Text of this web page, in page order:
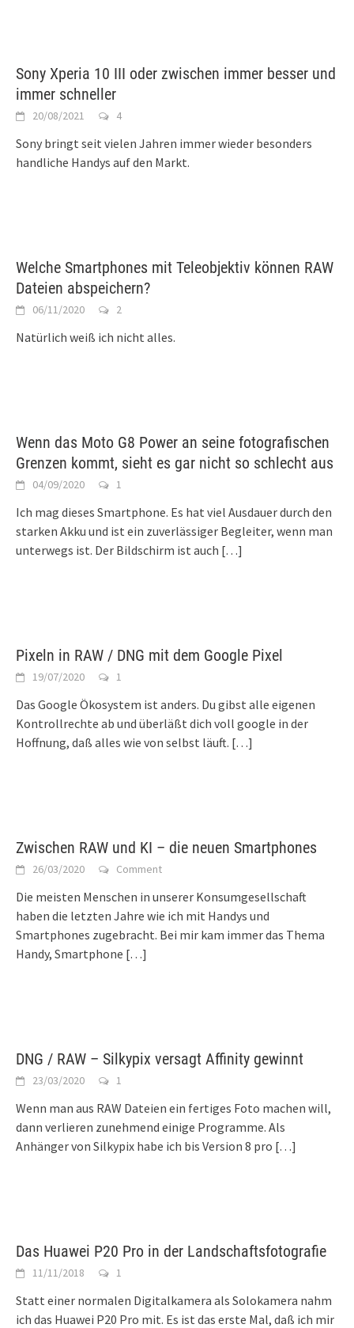
Sony Xperia 10 III oder zwischen immer besser und
immer schneller
20/08/2021 4
Sony bringt seit vielen Jahren immer wieder besonders
handliche Handys auf den Markt.
Welche Smartphones mit Teleobjektiv können RAW
Dateien abspeichern?
06/11/2020 2
Natürlich weiß ich nicht alles.
Wenn das Moto G8 Power an seine fotografischen
Grenzen kommt, sieht es gar nicht so schlecht aus
04/09/2020 1
Ich mag dieses Smartphone. Es hat viel Ausdauer durch den
starken Akku und ist ein zuverlässiger Begleiter, wenn man
unterwegs ist. Der Bildschirm ist auch […]
Pixeln in RAW / DNG mit dem Google Pixel
19/07/2020 1
Das Google Ökosystem ist anders. Du gibst alle eigenen
Kontrollrechte ab und überläßt dich voll google in der
Hoffnung, daß alles wie von selbst läuft. […]
Zwischen RAW und KI – die neuen Smartphones
26/03/2020 Comment
Die meisten Menschen in unserer Konsumgesellschaft
haben die letzten Jahre wie ich mit Handys und
Smartphones zugebracht. Bei mir kam immer das Thema
Handy, Smartphone […]
DNG / RAW – Silkypix versagt Affinity gewinnt
23/03/2020 1
Wenn man aus RAW Dateien ein fertiges Foto machen will,
dann verlieren zunehmend einige Programme. Als
Anhänger von Silkypix habe ich bis Version 8 pro […]
Das Huawei P20 Pro in der Landschaftsfotografie
11/11/2018 1
Statt einer normalen Digitalkamera als Solokamera nahm
ich das Huawei P20 Pro mit. Es ist das erste Mal, daß ich mir